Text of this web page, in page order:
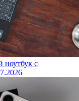
ноутбук с